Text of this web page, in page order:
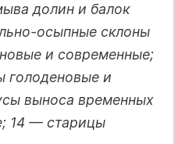
долин и балок
осыпные склоны
и современные;
голоденовые и
выноса временных
14 — старицы